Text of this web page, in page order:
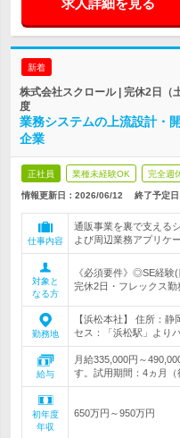
新着
株式会社スクロール | 完休2日（
度
業務システムの上流設計・
企業
正社員 業種未経験OK 完全週
情報更新日：2026/06/12 終了予定日
仕事内容
通販事業を裏で支える
よび周辺業務アプリケ
対象と
なる方
《必須要件》◎SE経
完休2日・フレックス
勤務地
【浜松本社】 住所：
セス：「浜松駅」より
給与
月給335,000円～
す。試用期間：4ヵ月（
初年度
年収
650万円～950万円